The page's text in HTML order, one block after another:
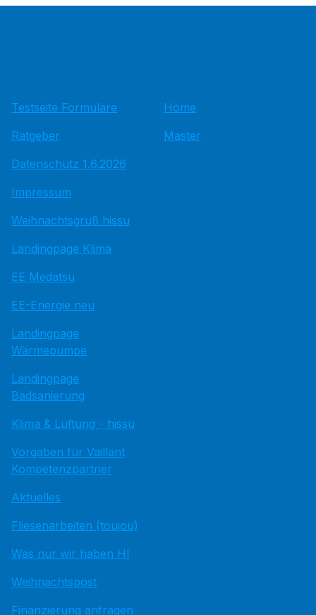
Testseite Formulare
Ratgeber
Datenschutz 1.6.2026
Impressum
Weihnachtsgruß hissu
Landingpage Klima
EE Medatsu
EE-Energie neu
Landingpage
Wärmepumpe
Landingpage
Badsanierung
Klima & Lüftung - hissu
Vorgaben für Vaillant
Kompetenzpartner
Aktuelles
Fliesenarbeiten (toujou)
Was nur wir haben HI
Weihnachtspost
Finanzierung anfragen
Home
Master